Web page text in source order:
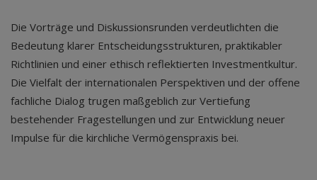
Die Vorträge und Diskussionsrunden verdeutlichten die
Bedeutung klarer Entscheidungsstrukturen, praktikabler
Richtlinien und einer ethisch reflektierten Investmentkultur.
Die Vielfalt der internationalen Perspektiven und der offene
fachliche Dialog trugen maßgeblich zur Vertiefung
bestehender Fragestellungen und zur Entwicklung neuer
Impulse für die kirchliche Vermögenspraxis bei.